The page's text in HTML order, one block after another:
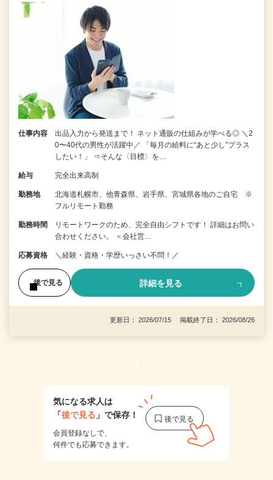
仕事内容
出品入力から発送まで！ ネット通販の仕組みが学べる◎ ＼2
0〜40代の男性が活躍中／ 「毎月の給料に“あと少し”プラス
したい！」 ⇒そんな〈目標〉を…
給与 完全出来高制
勤務地
北海道札幌市、他青森県、岩手県、宮城県各地のご自宅 ※
フルリモート勤務
勤務時間
リモートワークのため、完全自由シフトです！ 詳細はお問い
合わせください。 ＜会社営…
応募資格 ＼経験・資格・学歴いっさい不問！／
後で見る 詳細を見る
更新日： 2026/07/15 掲載終了日： 2026/08/26
1
気になる求人は
「後で見る 」で保存！
会員登録なしで、
何件でも応募できます。